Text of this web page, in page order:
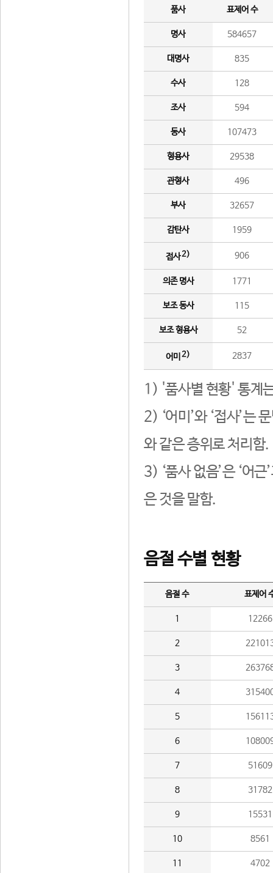
품사 표제어 수
명사 584657
대명사 835
수사 128
조사 594
동사 107473
형용사 29538
관형사 496
부사 32657
감탄사 1959
접사2) 906
의존 명사 1771
보조 동사 115
보조 형용사 52
어미 2) 2837
1) '품사별 현황' 통계
2) ‘어미’와 ‘접사’는
와 같은 층위로 처리함.
3) ‘품사 없음’은 ‘어
은 것을 말함.
음절 수별 현황
음절 수 표제어
1 12266
2
3
4
5
6
7 51609
8 31782
9 15531
10 8561
11 4702